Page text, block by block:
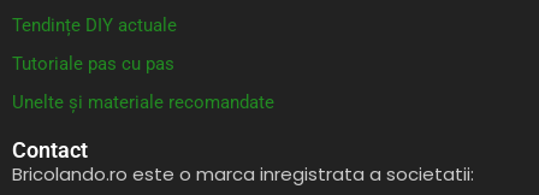
Tendințe DIY actuale
Tutoriale pas cu pas
Unelte și materiale recomandate
Contact
Bricolando.ro este o marca inregistrata a societatii: